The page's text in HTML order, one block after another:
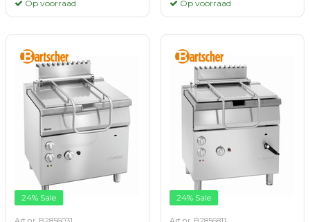
Op voorraad Op voorraad
24% Sale 24% Sale